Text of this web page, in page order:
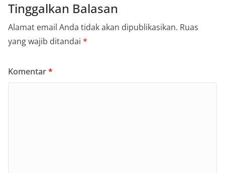
Tinggalkan Balasan
Alamat email Anda tidak akan dipublikasikan. Ruas
yang wajib ditandai *
Komentar*